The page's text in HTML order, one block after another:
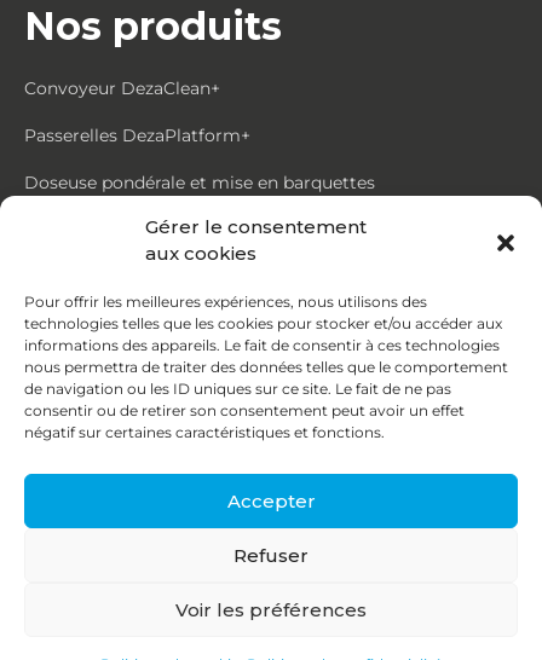
Gérer le consentement
aux cookies
Pour offrir les meilleures expériences, nous utilisons des
technologies telles que les cookies pour stocker et/ou accéder aux
informations des appareils. Le fait de consentir à ces technologies
nous permettra de traiter des données telles que le comportement
de navigation ou les ID uniques sur ce site. Le fait de ne pas
consentir ou de retirer son consentement peut avoir un effet
négatif sur certaines caractéristiques et fonctions.
Accepter
Refuser
Voir les préférences
Nos produits
Convoyeur DezaClean+
Passerelles DezaPlatform+
Doseuse pondérale et mise en barquettes
Trémie mouvante DezaMouv+
Contact
87, rue du Ruisseau
38070 St Quentin Fallavier
contact@deza.fr